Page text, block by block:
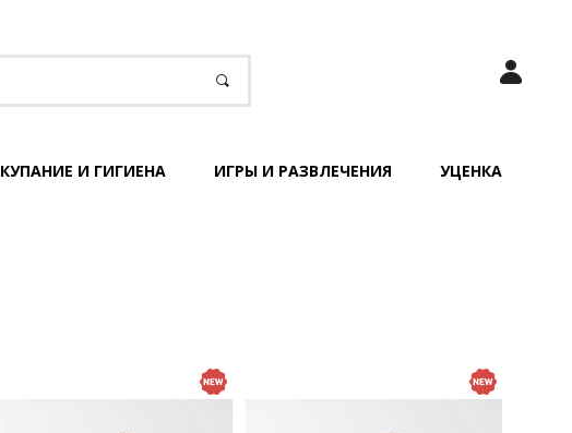
КУПАНИЕ И ГИГИЕНА ИГРЫ И РАЗВЛЕЧЕНИЯ УЦЕНКА